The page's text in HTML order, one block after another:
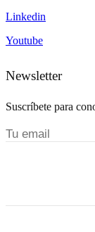
Linkedin
Youtube
Newsletter
Suscríbete para